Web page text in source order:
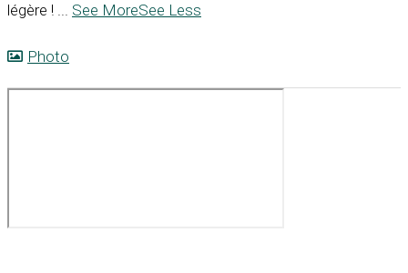
légère ! See MoreSee Less
Photo